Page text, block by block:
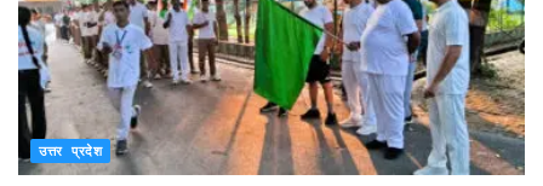
उत्तर प्रदेश